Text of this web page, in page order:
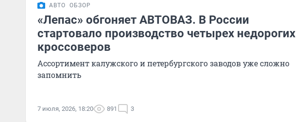
АВТО ОБЗОР
«Лепас» обгоняет АВТОВАЗ. В России
стартовало производство четырех недорогих
кроссоверов
Ассортимент калужского и петербургского заводов уже сложно
запомнить
7 июля, 2026, 18:20 891 3